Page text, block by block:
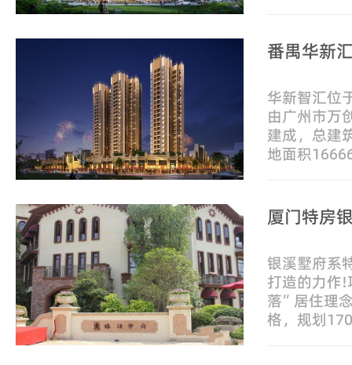
番禺华新
华新智汇位
由广州市万
建成，总建
地面积
厦门特房
银溪墅府系
打造的力作
落”居住理
格，规划